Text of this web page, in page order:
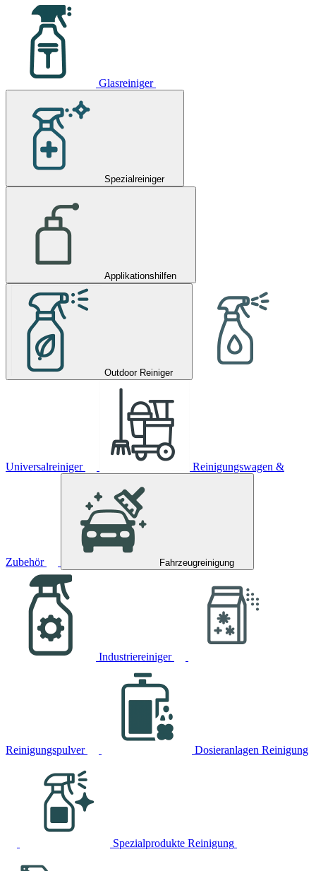
Glasreiniger
Spezialreiniger
Applikationshilfen
Outdoor Reiniger
Universalreiniger Reinigungswagen &
Zubehör Fahrzeugreinigung
Industriereiniger
Reinigungspulver Dosieranlagen Reinigung
Spezialprodukte Reinigung